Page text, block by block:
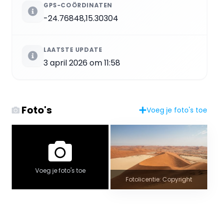
GPS-COÖRDINATEN
-24.76848,15.30304
LAATSTE UPDATE
3 april 2026 om 11:58
Foto's Voeg je foto's toe
Voeg je foto's toe
Fotolicentie: Copyright